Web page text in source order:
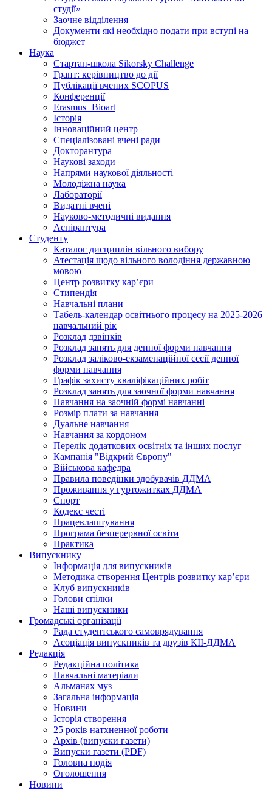
студії»
Заочне відділення
Документи які необхідно подати при вступі на
бюджет
Наука
Стартап-школа Sikorsky Challenge
Грант: керівництво до дії
Публікації вчених SCOPUS
Конференції
Erasmus+Bioart
Історія
Інноваційний центр
Спеціалізовані вчені ради
Докторантура
Наукові заходи
Напрями наукової діяльності
Молодіжна наука
Лабораторії
Видатні вчені
Науково-методичні видання
Аспірантура
Студенту
Каталог дисциплін вільного вибору
Атестація щодо вільного володіння державною
мовою
Центр розвитку кар’єри
Стипендія
Навчальні плани
Табель-календар освітнього процесу на 2025-2026
навчальний рік
Розклад дзвінків
Розклад занять для денної форми навчання
Розклад заліково-екзаменаційної сесії денної
форми навчання
Графік захисту кваліфікаційних робіт
Розклад занять для заочної форми навчання
Навчання на заочній формі навчанні
Розмір плати за навчання
Дуальне навчання
Навчання за кордоном
Перелік додаткових освітніх та інших послуг
Кампанія "Відкрий Європу"
Військова кафедра
Правила поведінки здобувачів ДДМА
Проживання у гуртожитках ДДМА
Спорт
Кодекс честі
Працевлаштування
Програма безперервної освіти
Практика
Випускнику
Інформація для випускників
Методика створення Центрів розвитку кар’єри
Клуб випускників
Голови спілки
Наші випускники
Громадські організації
Рада студентського самоврядування
Асоціація випускників та друзів КІІ-ДДМА
Редакція
Редакційна політика
Навчальні матеріали
Альманах муз
Загальна інформація
Новини
Історія створення
25 років натхненної роботи
Архів (випуски газети)
Випуски газети (PDF)
Головна подія
Оголошення
Новини